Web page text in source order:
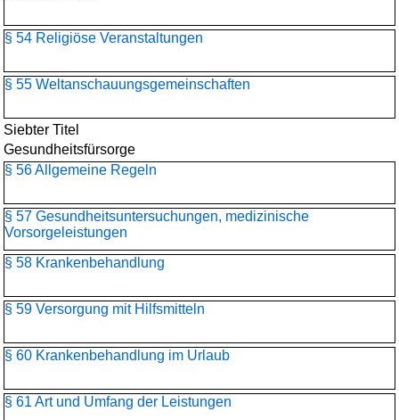
§ 54 Religiöse Veranstaltungen
§ 55 Weltanschauungs­gemeinschaften
Siebter Titel
Gesundheitsfürsorge
§ 56 Allgemeine Regeln
§ 57 Gesundheitsuntersuchungen, medizinische
Vorsorgeleistungen
§ 58 Krankenbehandlung
§ 59 Versorgung mit Hilfsmitteln
§ 60 Krankenbehandlung im Urlaub
§ 61 Art und Umfang der Leistungen